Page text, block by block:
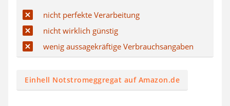
nicht perfekte Verarbeitung
nicht wirklich günstig
wenig aussagekräftige Verbrauchsangaben
Einhell Notstromeggregat auf Amazon.de